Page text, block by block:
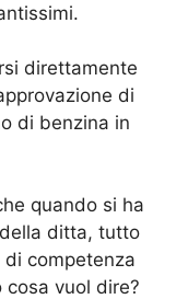
direttamente
di
di benzina in
quando si ha
ditta, tutto
competenza
vuol dire?